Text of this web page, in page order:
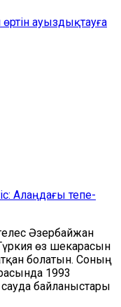
ауыздықтауға
Алаңдағы тепе-
Әзербайжан
өз шекарасын
болатын. Соның
1993
байланыстары